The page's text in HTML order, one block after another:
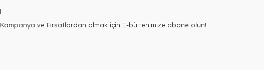
ve Fırsatlardan olmak için E-bültenimize abone olun!